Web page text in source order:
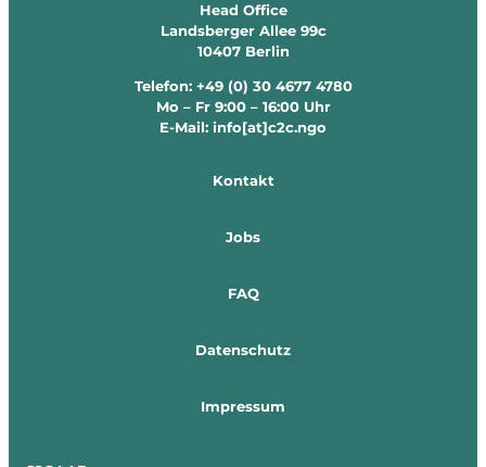
Head Office
Landsberger Allee 99c
10407 Berlin
Telefon: +49 (0) 30 4677 4780
Mo – Fr 9:00 – 16:00 Uhr
E-Mail: info[at]c2c.ngo
Kontakt
Jobs
FAQ
Datenschutz
Impressum